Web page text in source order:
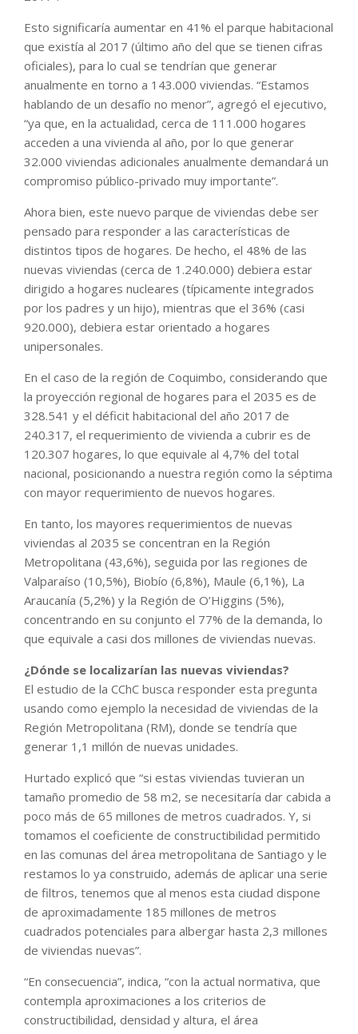
Esto significaría aumentar en 41% el parque habitacional
que existía al 2017 (último año del que se tienen cifras
oficiales), para lo cual se tendrían que generar
anualmente en torno a 143.000 viviendas. “Estamos
hablando de un desafío no menor”, agregó el ejecutivo,
“ya que, en la actualidad, cerca de 111.000 hogares
acceden a una vivienda al año, por lo que generar
32.000 viviendas adicionales anualmente demandará un
compromiso público-privado muy importante”.
Ahora bien, este nuevo parque de viviendas debe ser
pensado para responder a las características de
distintos tipos de hogares. De hecho, el 48% de las
nuevas viviendas (cerca de 1.240.000) debiera estar
dirigido a hogares nucleares (típicamente integrados
por los padres y un hijo), mientras que el 36% (casi
920.000), debiera estar orientado a hogares
unipersonales.
En el caso de la región de Coquimbo, considerando que
la proyección regional de hogares para el 2035 es de
328.541 y el déficit habitacional del año 2017 de
240.317, el requerimiento de vivienda a cubrir es de
120.307 hogares, lo que equivale al 4,7% del total
nacional, posicionando a nuestra región como la séptima
con mayor requerimiento de nuevos hogares.
En tanto, los mayores requerimientos de nuevas
viviendas al 2035 se concentran en la Región
Metropolitana (43,6%), seguida por las regiones de
Valparaíso (10,5%), Biobío (6,8%), Maule (6,1%), La
Araucanía (5,2%) y la Región de O’Higgins (5%),
concentrando en su conjunto el 77% de la demanda, lo
que equivale a casi dos millones de viviendas nuevas.
¿Dónde se localizarían las nuevas viviendas?
El estudio de la CChC busca responder esta pregunta
usando como ejemplo la necesidad de viviendas de la
Región Metropolitana (RM), donde se tendría que
generar 1,1 millón de nuevas unidades.
Hurtado explicó que “si estas viviendas tuvieran un
tamaño promedio de 58 m2, se necesitaría dar cabida a
poco más de 65 millones de metros cuadrados. Y, si
tomamos el coeficiente de constructibilidad permitido
en las comunas del área metropolitana de Santiago y le
restamos lo ya construido, además de aplicar una serie
de filtros, tenemos que al menos esta ciudad dispone
de aproximadamente 185 millones de metros
cuadrados potenciales para albergar hasta 2,3 millones
de viviendas nuevas”.
“En consecuencia”, indica, “con la actual normativa, que
contempla aproximaciones a los criterios de
constructibilidad, densidad y altura, el área